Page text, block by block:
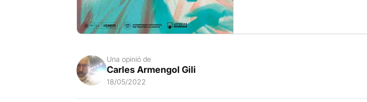
Una opinió de
Carles Armengol Gili
18/05/2022